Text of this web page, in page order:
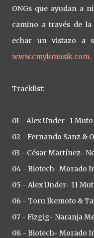
ONGs que ayudan a
camino a través de la
echar un vistazo a
www.cmykmusik.com.
Tracklist:
01 - Alex Under- 1
02 - Fernando Sanz &
03 - César Martínez-
04 - Biotech- Morado
05 - Alex Under- 11
06 - Toru Ikemoto &
07 - Fizgig- Naranja
08 - Biotech- Morado